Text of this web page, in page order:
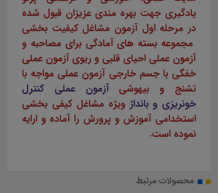
یادگیری جهت بهره مندی عزیزان قبول شده
در مرحله اول آزمون مشاغل کیفیت بخشی
مجموعه بسته های آمادگی برای مصاحبه و
آزمون عملی احیای قلبی و ریوی آزمون عملی
خفگی با جسم خارجی آزمون عملی مواجه با
تشنج و بیهوشیآزمون عملی کنترل
خونریزی و بانداژ ویژه مشاغل کیفی بخشی
استخدامی آموزش و پرورش را آماده و ارایه
نموده است.
محصولات مرتبط